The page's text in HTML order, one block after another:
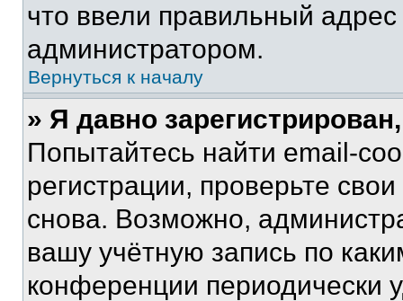
что ввели правильный адрес
администратором.
Вернуться к началу
» Я давно
Попытайтесь найти email-
регистрации, проверьте
снова. Возможно,
вашу учётную запись по
конференции периодически